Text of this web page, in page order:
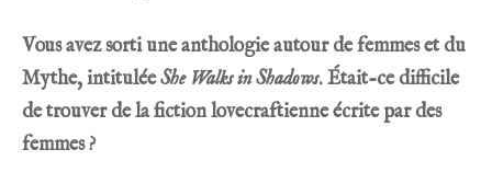
Vous avez sorti une anthologie autour de femmes et du
Mythe, intituléeShe Walks in Shadows. Était-ce difficile
de trouver de la fiction lovecraftienne écrite par des
femmes ?